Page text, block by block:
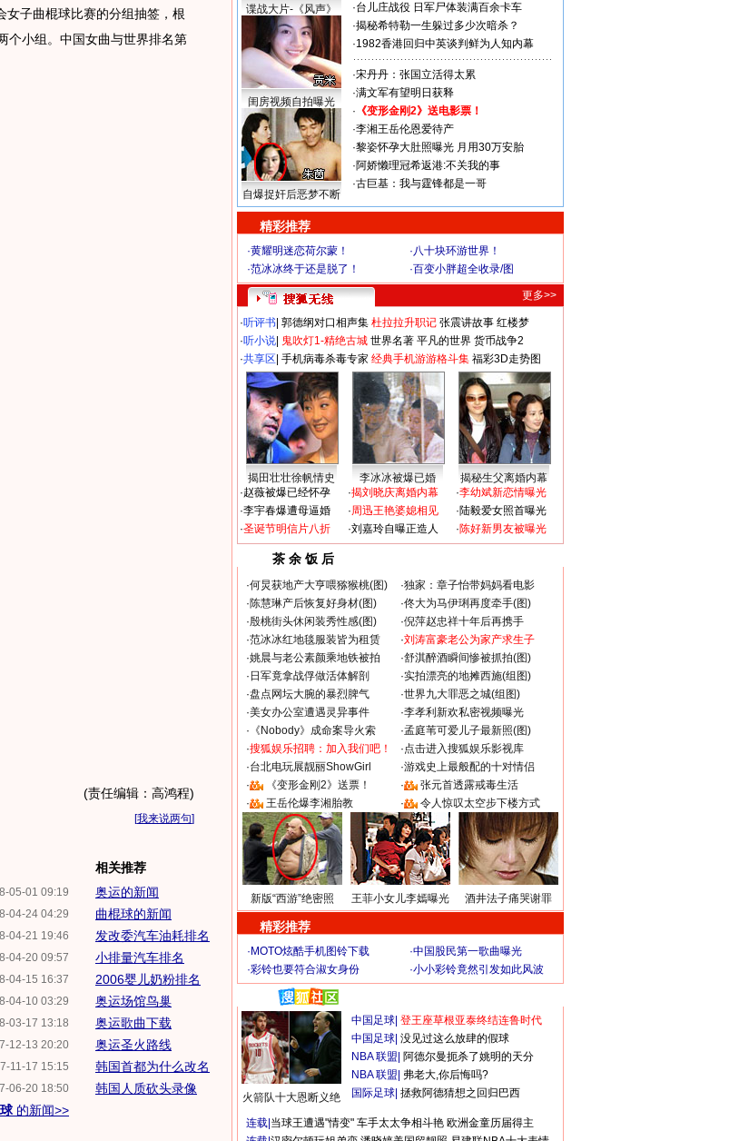
子曲棍球比赛的分组抽签，根
个小组。中国女曲与世界排名第
(责任编辑：高鸿程)
[我来说两句]
05-01 09:19
04-24 04:29
04-21 19:46
04-20 09:57
04-15 16:37
04-10 03:29
03-17 13:18
12-13 20:20
11-17 15:15
06-20 18:50
的新闻>>
相关推荐
奥运的新闻
曲棍球的新闻
发改委汽车油耗排名
小排量汽车排名
2006婴儿奶粉排名
奥运场馆鸟巢
奥运歌曲下载
奥运圣火路线
韩国首都为什么改名
韩国人质砍头录像
谍战大片-《风声》
闺房视频自拍曝光
自爆捉奸后恶梦不断
·台儿庄战役 日军尸体装满百余卡车
·揭秘希特勒一生躲过多少次暗杀？
·1982香港回归中英谈判鲜为人知内幕
·宋丹丹：张国立活得太累
·满文军有望明日获释
· 《变形金刚2》送电影票！
·李湘王岳伦恩爱待产
·黎姿怀孕大肚照曝光 月用30万安胎
·阿娇懒理冠希返港:不关我的事
·古巨基：我与霆锋都是一哥
精彩推荐
·黄耀明迷恋荷尔蒙！ ·八十块环游世界！
·范冰冰终于还是脱了！ ·百变小胖超全收录/图
更多>>
·听评书 郭德纲对口相声集 杜拉拉升职记 张震讲故事 红楼梦
·听小说 鬼吹灯1-精绝古城 世界名著 平凡的世界 货币战争2
·共享区 手机病毒杀毒专家 经典手机游游格斗集 福彩3D走势图
揭田壮壮徐帆情史 李冰冰被爆已婚
揭秘生父离婚内幕
·赵薇被爆已经怀孕
·李宇春爆遭母逼婚
·圣诞节明信片八折
·揭刘晓庆离婚内幕
·周迅王艳婆媳相见
·刘嘉玲自曝正造人
·李幼斌新恋情曝光
·陆毅爱女照首曝光
·陈好新男友被曝光
茶 余 饭 后
·何炅获地产大亨喂猕猴桃(图) ·独家：章子怡带妈妈看电影
·陈慧琳产后恢复好身材(图) ·佟大为马伊琍再度牵手(图)
·殷桃街头休闲装秀性感(图) ·倪萍赵忠祥十年后再携手
·范冰冰红地毯服装皆为租赁 ·刘涛富豪老公为家产求生子
·姚晨与老公素颜乘地铁被拍 ·舒淇醉酒瞬间惨被抓拍(图)
· 日军竟拿战俘做活体解剖 ·实拍漂亮的地摊西施(组图)
·盘点网坛大腕的暴烈脾气 ·世界九大罪恶之城(组图)
·美女办公室遭遇灵异事件 ·李孝利新欢私密视频曝光
· 《Nobody》成命案导火索 ·孟庭苇可爱儿子最新照(图)
·搜狐娱乐招聘：加入我们吧！ ·点击进入搜狐娱乐影视库
·台北电玩展靓丽ShowGirl ·游戏史上最般配的十对情侣
·
《变形金刚2》送票！ ·
张元首透露戒毒生活
·
王岳伦爆李湘胎教 · 令人惊叹太空步下楼方式
新版“西游”绝密照 王菲小女儿李嫣曝光 酒井法子痛哭谢罪
精彩推荐
· MOTO炫酷手机图铃下载 ·中国股民第一歌曲曝光
·彩铃也要符合淑女身份 ·小小彩铃竟然引发如此风波
火箭队十大恩断义绝
中国足球 登王座草根亚泰终结连鲁时代
中国足球 没见过这么放肆的假球
NBA 联盟 阿德尔曼扼杀了姚明的天分
NBA 联盟 弗老大,你后悔吗?
国际足球 拯救阿德猜想之回归巴西
连载 当球王遭遇"情变" 车手太太争相斗艳 欧洲金童历届得主